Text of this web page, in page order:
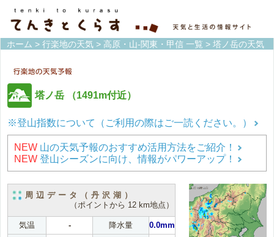
ホーム > 行楽地の天気 > 高原・山-関東・甲信 一覧 > 塔ノ岳の天気
塔ノ岳 （1491m付近）
※登山指数について（ご利用の際はご一読ください。）
NEW 山の天気予報のおすすめ活用方法をご紹介！
NEW 登山シーズンに向け、情報がパワーアップ！
周辺データ（丹沢湖）
（ポイントから 12 km地点）
気温 - 降水量
0.0mm